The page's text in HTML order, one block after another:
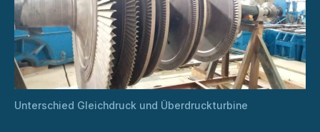
Unterschied Gleichdruck und Überdruckturbine